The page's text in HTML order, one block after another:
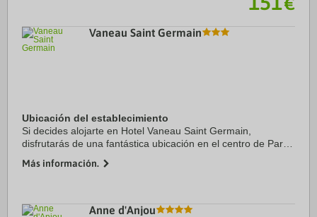
€
Vaneau Saint Germain
Ubicación del establecimiento
Si decides alojarte en Hotel Vaneau Saint Germain,
disfrutarás de una fantástica ubicación en el centro de París,
de Les Invalides. Además, este ...
Más información.
Anne d'Anjou